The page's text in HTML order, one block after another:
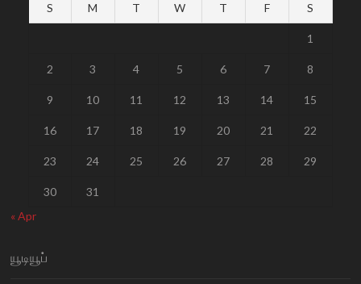
S M T W T F S
1
2 3 4 5 6 7 8
9 10 11 12 13 14 15
16 17 18 19 20 21 22
23 24 25 26 27 28 29
30
31
« Apr
யூடியூப்